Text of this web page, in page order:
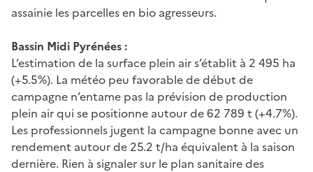
assainie les parcelles en bio agresseurs.
Bassin Midi Pyrénées :
L’estimation de la surface plein air s’établit à 2 495 ha
(+5.5%). La météo peu favorable de début de
campagne n’entame pas la prévision de production
plein air qui se positionne autour de 62 789 t (+4.7%).
Les professionnels jugent la campagne bonne avec un
rendement autour de 25.2 t/ha équivalent à la saison
dernière. Rien à signaler sur le plan sanitaire des